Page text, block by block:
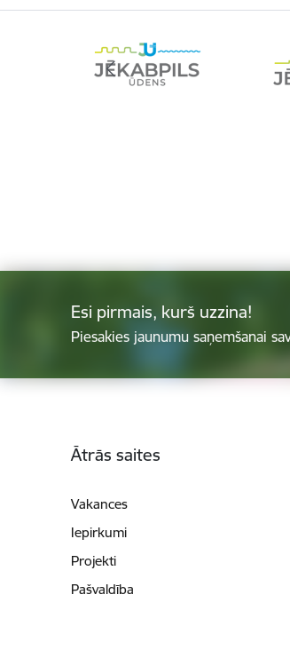
Esi pirmais, kurš uzzina!
Piesakies jaunumu saņemšanai
Ātrās saites
Vakances
Iepirkumi
Projekti
Pašvaldība